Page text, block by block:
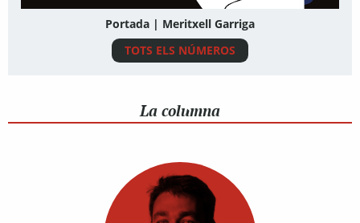
Portada | Meritxell Garriga
TOTS ELS NÚMEROS
La columna